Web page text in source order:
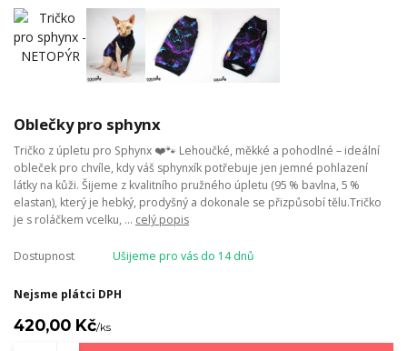
Oblečky pro sphynx
Tričko z úpletu pro Sphynx ❤️🐾 Lehoučké, měkké a pohodlné – ideální
obleček pro chvíle, kdy váš sphynxík potřebuje jen jemné pohlazení
látky na kůži. Šijeme z kvalitního pružného úpletu (95 % bavlna, 5 %
elastan), který je hebký, prodyšný a dokonale se přizpůsobí tělu.Tričko
je s roláčkem vcelku, ... celý popis
Dostupnost Ušijeme pro vás do 14 dnů
Nejsme plátci DPH
420,00 Kč/ks